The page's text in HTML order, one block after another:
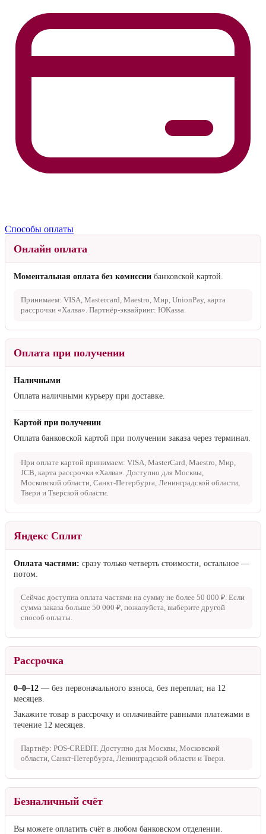
Способы оплаты
Онлайн оплата
Моментальная оплата без комиссии банковской картой.
Принимаем: VISA, Mastercard, Maestro, Мир, UnionPay, карта
рассрочки «Халва». Партнёр-эквайринг: ЮKassa.
Оплата при получении
Наличными
Оплата наличными курьеру при доставке.
Картой при получении
Оплата банковской картой при получении заказа через терминал.
При оплате картой принимаем: VISA, MasterCard, Maestro, Мир,
JCB, карта рассрочки «Халва». Доступно для Москвы,
Московской области, Санкт-Петербурга, Ленинградской области,
Твери и Тверской области.
Яндекс Сплит
Оплата частями: сразу только четверть стоимости, остальное —
потом.
Сейчас доступна оплата частями на сумму не более 50 000 ₽. Если
сумма заказа больше 50 000 ₽, пожалуйста, выберите другой
способ оплаты.
Рассрочка
0–0–12 — без первоначального взноса, без переплат, на 12
месяцев.
Закажите товар в рассрочку и оплачивайте равными платежами в
течение 12 месяцев.
Партнёр: POS-CREDIT. Доступно для Москвы, Московской
области, Санкт-Петербурга, Ленинградской области и Твери.
Безналичный счёт
Вы можете оплатить счёт в любом банковском отделении.